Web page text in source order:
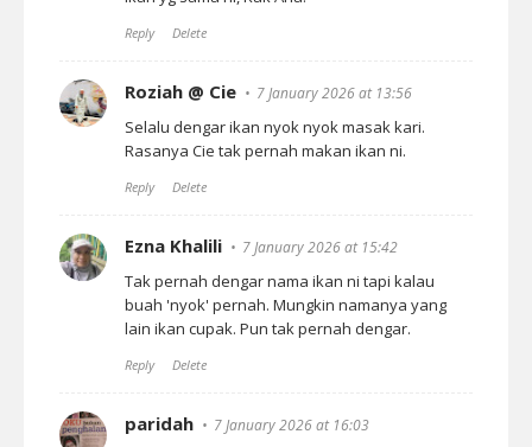
Reply Delete
Roziah @ Cie 7 January 2026 at 13:56
Selalu dengar ikan nyok nyok masak kari.
Rasanya Cie tak pernah makan ikan ni.
Reply Delete
Ezna Khalili 7 January 2026 at 15:42
Tak pernah dengar nama ikan ni tapi kalau
buah 'nyok' pernah. Mungkin namanya yang
lain ikan cupak. Pun tak pernah dengar.
Reply Delete
paridah 7 January 2026 at 16:03